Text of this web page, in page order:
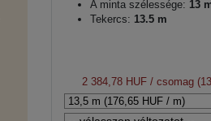
A minta szélessége: 13
Tekercs: 13.5 m
2 384,78 HUF / csomag